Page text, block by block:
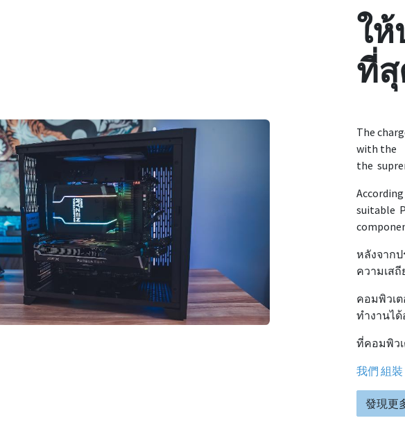
ใ
ที่
The
with the
the
suitable
หลังจากป
ความเส
คอมพิวเ
ทำงานไ
ที่คอมพิว
我們 組裝
發現更